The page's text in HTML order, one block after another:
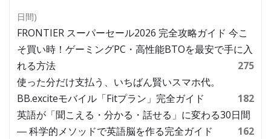
日間)
FRONTIER スーパーセール2026 完全攻略ガイド 今こ
そ買い時！ゲーミングPC・高性能BTOを最安で手に入
れる方法
275
使った分だけ支払う、いちばん賢いスマホ代。
BB.exciteモバイル「Fitプラン」完全ガイド
182
英語が「聞こえる・分かる・話せる」に変わる30日間
― 科学的メソッドで英語脳を作る完全ガイド
162